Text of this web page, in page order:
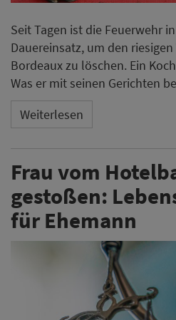
Seit Tagen ist die Feuerwehr
Dauereinsatz, um den
Bordeaux zu löschen. Ein
Was er mit seinen Gerichten
Weiterlesen
Frau vom
gestoßen:
für Ehemann